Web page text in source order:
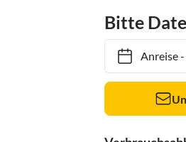
Bitte
Anreise-